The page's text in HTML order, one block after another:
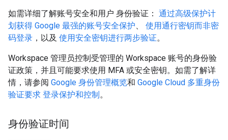
如需详细了解账号安全和用户 身份验证： 通过高级保护计
划获得 Google 最强的账号安全保护、 使用通行密钥而非密
码登录 ，以及 使用安全密钥进行两步验证。
Workspace 管理员控制受管理的 Workspace 账号的身份验
证政策，并且可能要求使用 MFA 或安全密钥。如需了解详
情，请参阅 Google 身份管理概览和 Google Cloud 多重身份
验证要求 登录保护和控制。
身份验证时间